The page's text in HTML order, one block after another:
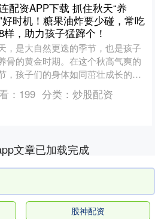
配资APP下载 抓住秋天“养
好时机！糖果油炸要少碰，常吃
样，助力孩子猛蹿个！
，是大自然更迭的季节，也是孩子
骨的黄金时期。在这个秋高气爽的
，孩子们的身体如同茁壮成长的幼
对营养的需求更为迫切。糖果和油
物虽然美味诱人，但过....
： 199 分类： 炒股配资
文章已加载完成
股神配资